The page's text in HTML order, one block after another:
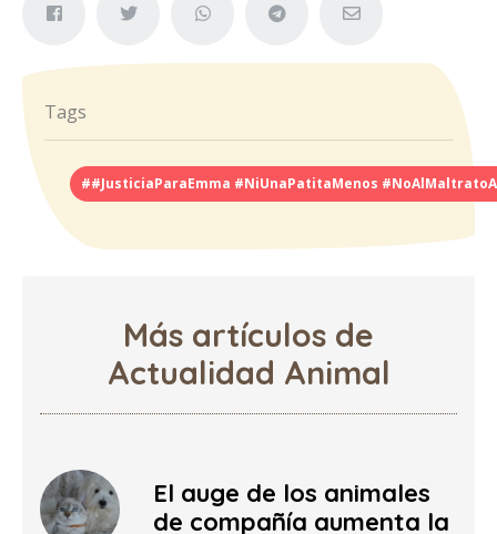
Tags
##JusticiaParaEmma #NiUnaPatitaMenos
Más artículos de
Actualidad Animal
El auge de los animales
de compañía aumenta la